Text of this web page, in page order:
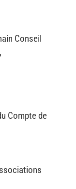
Conseil
Compte de